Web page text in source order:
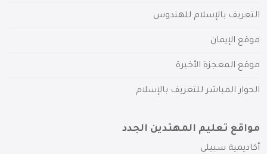
التعريف بالإسلام للهندوس
موقع الإيمان
موقع المعجزة الأخيرة
الحوار المباشر للتعريف بالإسلام
مواقع تعليم المهتدين الجدد
أكاديمية سبيلي